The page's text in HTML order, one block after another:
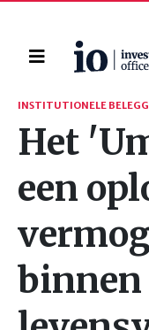
Home
Zoeken
INSTITUTIONELE
Het
een
binnen